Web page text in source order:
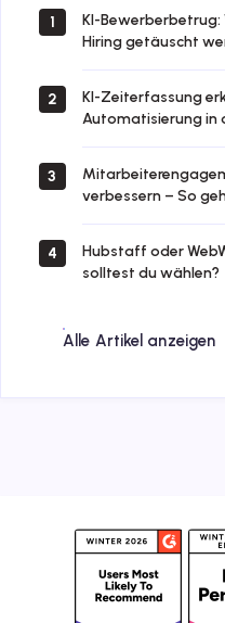
1
KI-Bewerberbetrug:
Hiring getäuscht
2
KI-Zeiterfassung
Automatisierung in
3
verbessern – So
4
Hubstaff oder
solltest du wählen?
Alle Artikel anzeigen